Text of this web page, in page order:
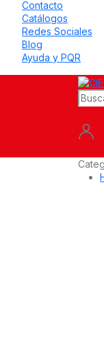
Contacto
Catálogos
Redes Sociales
Blog
Ayuda y PQR